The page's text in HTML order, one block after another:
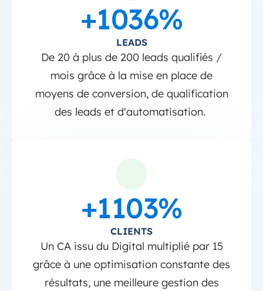
+1036%
LEADS
De 20 à plus de 200 leads qualifiés /
mois grâce à la mise en place de
moyens de conversion, de qualification
des leads et d'automatisation.
+1103%
CLIENTS
Un CA issu du Digital multiplié par 15
grâce à une optimisation constante des
résultats, une meilleure gestion des